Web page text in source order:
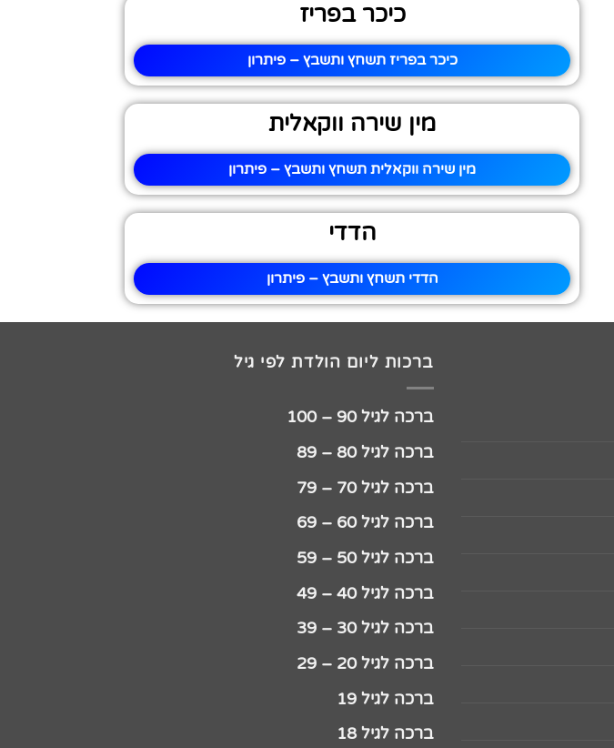
כיכר בפריז
כיכר בפריז תשחץ ותשבץ – פיתרון
מין שירה ווקאלית
מין שירה ווקאלית תשחץ ותשבץ – פיתרון
הדדי
הדדי תשחץ ותשבץ – פיתרון
ברכות ליום הולדת לפי גיל
ברכה לגיל 90 – 100
ברכה לגיל 80 – 89
ברכה לגיל 70 – 79
ברכה לגיל 60 – 69
ברכה לגיל 50 – 59
ברכה לגיל 40 – 49
ברכה לגיל 30 – 39
ברכה לגיל 20 – 29
ברכה לגיל 19
ברכה לגיל 18